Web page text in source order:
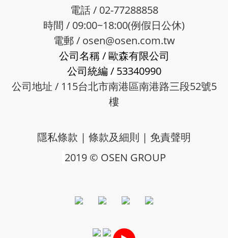
電話 / 02-77288858
時間 / 09:00~18:00(例假日公休)
電郵 / osen@osen.com.tw
公司名稱/歐森有限公司
公司統編 / 53340990
公司地址 / 115台北市南港區南港路三段52號5
樓
隱私條款 | 條款及細則 | 免責聲明
2019 © OSEN GROUP